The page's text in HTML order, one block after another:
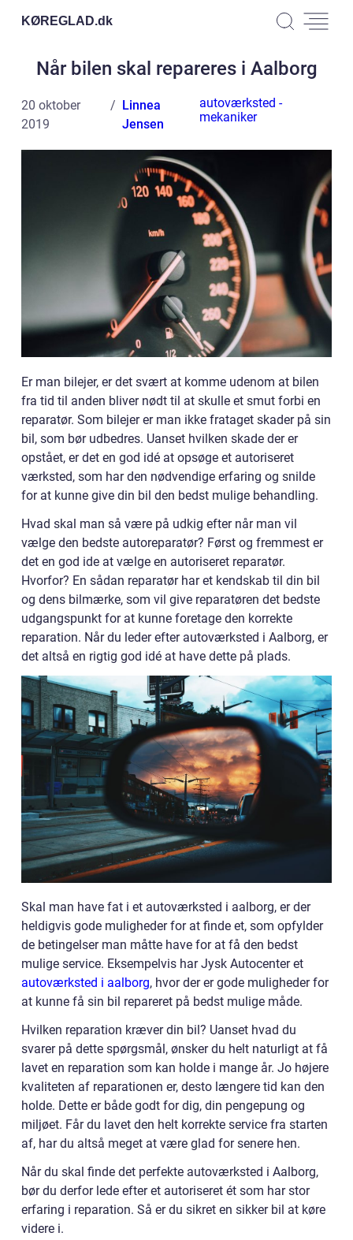
KØREGLAD.dk
Når bilen skal repareres i Aalborg
20 oktober
2019
Linnea
Jensen
autoværksted -
mekaniker
Er man bilejer, er det svært at komme udenom at bilen
fra tid til anden bliver nødt til at skulle et smut forbi en
reparatør. Som bilejer er man ikke frataget skader på sin
bil, som bør udbedres. Uanset hvilken skade der er
opstået, er det en god idé at opsøge et autoriseret
værksted, som har den nødvendige erfaring og snilde
for at kunne give din bil den bedst mulige behandling.
Hvad skal man så være på udkig efter når man vil
vælge den bedste autoreparatør? Først og fremmest er
det en god ide at vælge en autoriseret reparatør.
Hvorfor? En sådan reparatør har et kendskab til din bil
og dens bilmærke, som vil give reparatøren det bedste
udgangspunkt for at kunne foretage den korrekte
reparation. Når du leder efter autoværksted i Aalborg, er
det altså en rigtig god idé at have dette på plads.
Skal man have fat i et autoværksted i aalborg, er der
heldigvis gode muligheder for at finde et, som opfylder
de betingelser man måtte have for at få den bedst
mulige service. Eksempelvis har Jysk Autocenter et
autoværksted i aalborg, hvor der er gode muligheder for
at kunne få sin bil repareret på bedst mulige måde.
Hvilken reparation kræver din bil? Uanset hvad du
svarer på dette spørgsmål, ønsker du helt naturligt at få
lavet en reparation som kan holde i mange år. Jo højere
kvaliteten af reparationen er, desto længere tid kan den
holde. Dette er både godt for dig, din pengepung og
miljøet. Får du lavet den helt korrekte service fra starten
af, har du altså meget at være glad for senere hen.
Når du skal finde det perfekte autoværksted i Aalborg,
bør du derfor lede efter et autoriseret ét som har stor
erfaring i reparation. Så er du sikret en sikker bil at køre
videre i.